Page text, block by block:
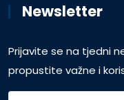
Newsletter
Prijavite se na tjedni
propustite važne i